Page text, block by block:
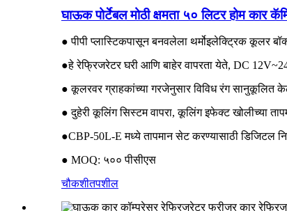
घाऊक पोर्टेबल मोठी क्षमता ५० लिटर होम कार
● पीपी प्लास्टिकपासून बनवलेला थर्मोइलेक्ट्रिक कूलर
●हे रेफ्रिजरेटर घरी आणि बाहेर वापरता येते, DC
● कूलरवर ग्राहकांच्या गरजेनुसार विविध रंग
● दुहेरी कूलिंग सिस्टम वापरा, कूलिंग इफेक्ट खोलीच्या
●CBP-50L-E मध्ये तापमान सेट करण्यासाठी डिजिटल
● MOQ: ५०० पीसीएस
चौकशीतपशील